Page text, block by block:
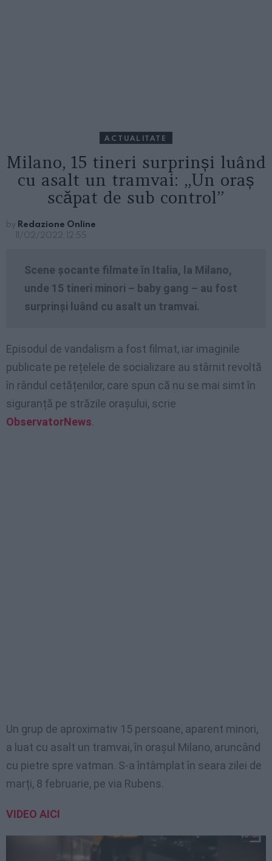
ACTUALITATE
Milano, 15 tineri surprinși luând
cu asalt un tramvai: „Un oraș
scăpat de sub control”
by Redazione Online
11/02/2022, 12:55
Scene șocante filmate în Italia, la Milano,
unde 15 tineri minori – baby gang – au fost
surprinși luând cu asalt un tramvai.
Episodul de vandalism a fost filmat, iar imaginile
publicate pe rețelele de socializare au stârnit revoltă
în rândul cetățenilor, care spun că nu se mai simt în
siguranță pe străzile orașului, scrie
ObservatorNews.
Un grup de aproximativ 15 persoane, aparent minori,
a luat cu asalt un tramvai, în orașul Milano, aruncând
cu pietre spre vatman. S-a întâmplat în seara zilei de
marți, 8 februarie, pe via Rubens.
VIDEO AICI